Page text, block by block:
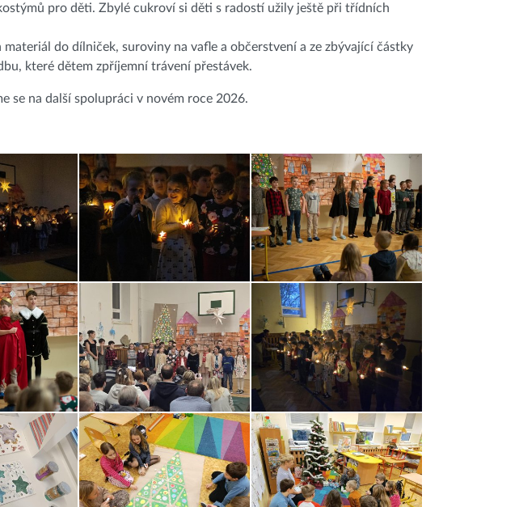
pro děti. Zbylé cukroví si děti s radostí užily ještě při třídních
do dílniček, suroviny na vafle a občerstvení a ze zbývající částky
které dětem zpříjemní trávení přestávek.
se na další spolupráci v novém roce 2026.